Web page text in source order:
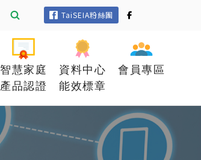
TaiSEIA粉絲團
智慧家庭
產品認證
資料中心
能效標章
會員專區